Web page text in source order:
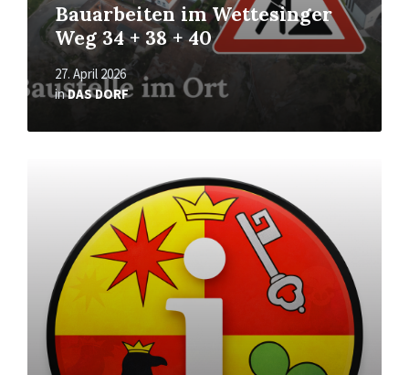
Bauarbeiten im Wettesinger
Weg 34 + 38 + 40
27. April 2026
inDAS DORF